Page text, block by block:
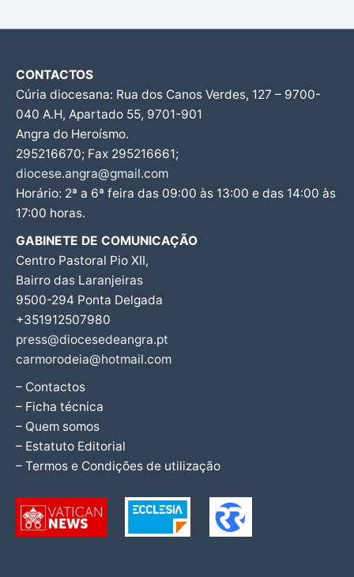
CONTACTOS
Cúria diocesana: Rua dos Canos Verdes, 127 – 9700-
040 A.H, Apartado 55, 9701-901
Angra do Heroísmo.
295216670; Fax 295216661;
diocese.angra@gmail.com
Horário: 2ª a 6ª feira das 09:00 às 13:00 e das 14:00 às
17:00 horas.
GABINETE DE COMUNICAÇÃO
Centro Pastoral Pio XII,
Bairro das Laranjeiras
9500-294 Ponta Delgada
+351912507980
press@diocesedeangra.pt
carmorodeia@hotmail.com
– Contactos
– Ficha técnica
– Quem somos
– Estatuto Editorial
– Termos e Condições de utilização